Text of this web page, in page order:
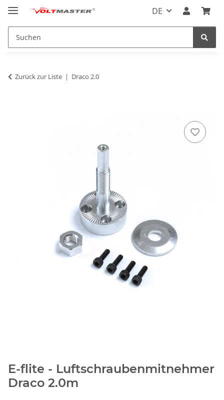
DE
Zurück zur Liste Draco 2.0
E-flite - Luftschraubenmitnehmer
Draco 2.0m